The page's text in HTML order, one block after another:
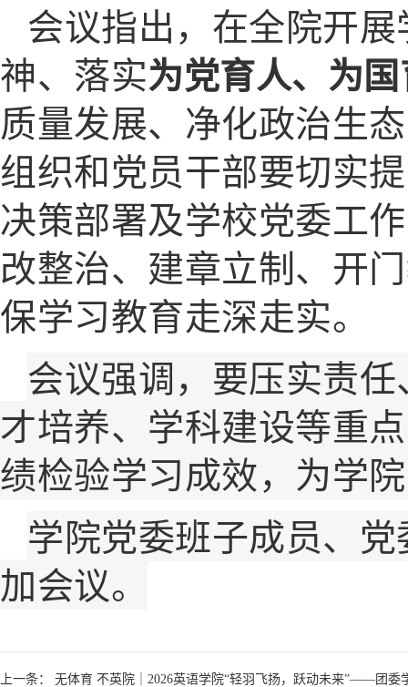
会议指出，在全院开
神、落实为党育人、为
质量发展、净化政治生
组织和党员干部要切实
决策部署及学校党委工
改整治、建章立制、开
保学习教育走深走实。
会议强调，要压实责
才培养、学科建设等重
绩检验学习成效，为学
学院党委班子成员、
加会议。
上一条： 无体育 不英院｜2026英语学院“轻羽飞扬，跃动未来”——团委